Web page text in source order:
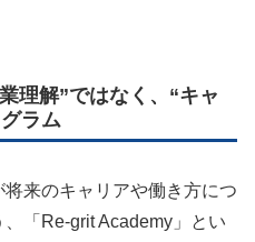
理解”ではなく、“キャ
ラム
来のキャリアや働き方につ
「Re-grit Academy」とい